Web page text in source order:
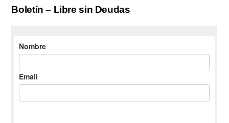
Boletín – Libre sin Deudas